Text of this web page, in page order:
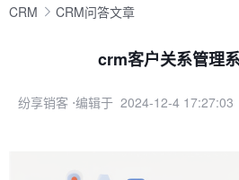
CRM CRM问答文章
crm客户关系管理
纷享销客 ⋅编辑于 2024-12-4 17:27:03